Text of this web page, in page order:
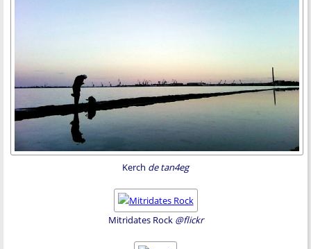
Kerch de tan4eg
Mitridates Rock @flickr